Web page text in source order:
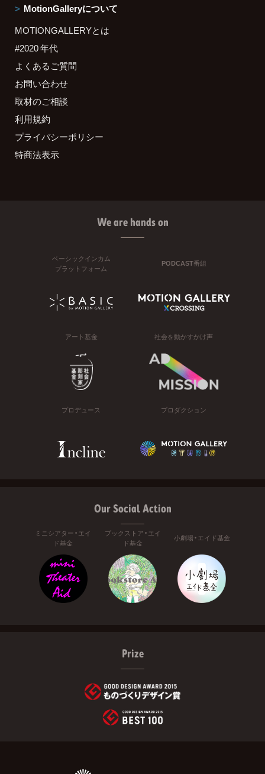
MotionGalleryについて
MOTIONGALLERYとは
#2020 年代
よくあるご質問
お問い合わせ
取材のご相談
利用規約
プライバシーポリシー
特商法表示
We are hands on
ベーシックインカム
プラットフォーム
PODCAST番組
アート基金 社会を動かすかけ声
プロデュース プロダクション
Our Social Action
ミニシアター・エイ
ド基金
ブックストア・エイ
ド基金
小劇場・エイド基金
Prize